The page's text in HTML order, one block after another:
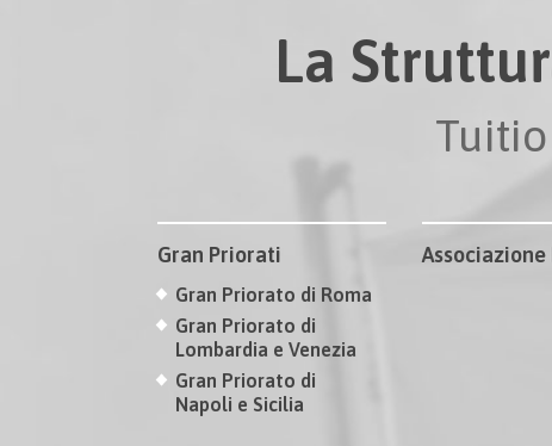
La
Gran Priorati
Gran Priorato di Roma
Gran Priorato di
Lombardia e Venezia
Gran Priorato di
Napoli e Sicilia